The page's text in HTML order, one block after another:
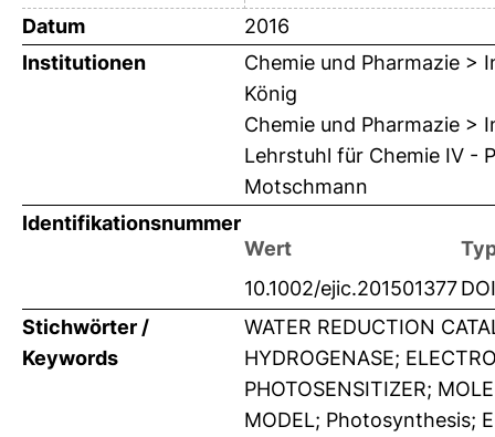
Datum
2016
Institutionen
Chemie und Pharmazie >
König
Chemie und Pharmazie >
Lehrstuhl für Chemie IV -
Motschmann
Identifikationsnummer
Wert
10.1002/ejic.201501377DOI
Stichwörter /
Keywords
WATER REDUCTION
HYDROGENASE;
PHOTOSENSITIZER;
MODEL; Photosynthesis;